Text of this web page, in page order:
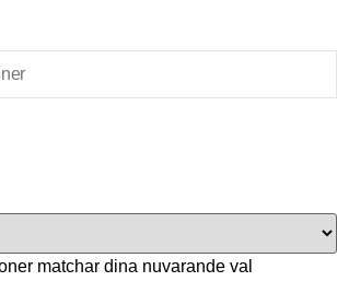
matchar dina nuvarande val